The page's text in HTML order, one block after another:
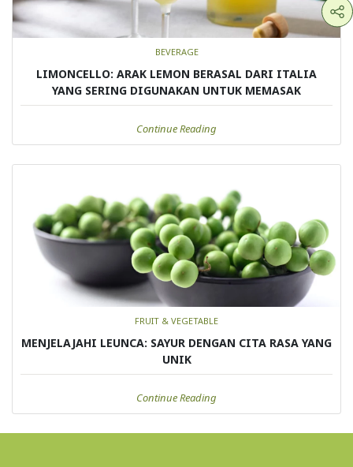
BEVERAGE
LIMONCELLO: ARAK LEMON BERASAL DARI ITALIA
YANG SERING DIGUNAKAN UNTUK MEMASAK
Continue Reading
FRUIT & VEGETABLE
MENJELAJAHI LEUNCA: SAYUR DENGAN CITA RASA YANG
UNIK
Continue Reading